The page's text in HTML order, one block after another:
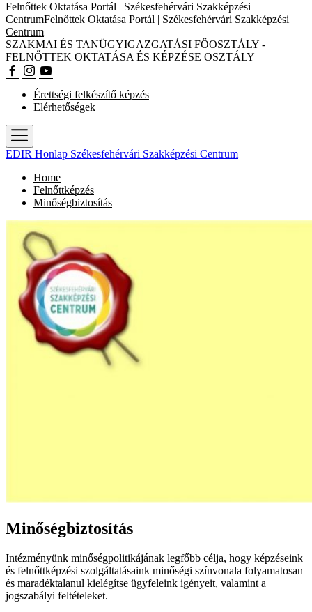
Felnőttek Oktatása Portál | Székesfehérvári Szakképzési
CentrumFelnőttek Oktatása Portál | Székesfehérvári Szakképzési
Centrum
SZAKMAI ÉS TANÜGYIGAZGATÁSI FŐOSZTÁLY -
FELNŐTTEK OKTATÁSA ÉS KÉPZÉSE OSZTÁLY
Érettségi felkészítő képzés
Elérhetőségek
EDIR Honlap Székesfehérvári Szakképzési Centrum
Home
Felnőttképzés
Minőségbiztosítás
Minőségbiztosítás
Intézményünk minőségpolitikájának legfőbb célja, hogy képzéseink
és felnőttképzési szolgáltatásaink minőségi színvonala folyamatosan
és maradéktalanul kielégítse ügyfeleink igényeit, valamint a
jogszabályi feltételeket.